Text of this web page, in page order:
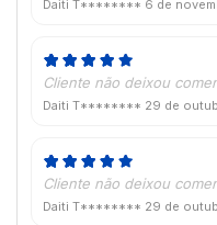
Daiti T******** 6 de
Cliente não deixou
Daiti T******** 29 de
Cliente não deixou
Daiti T******** 29 de